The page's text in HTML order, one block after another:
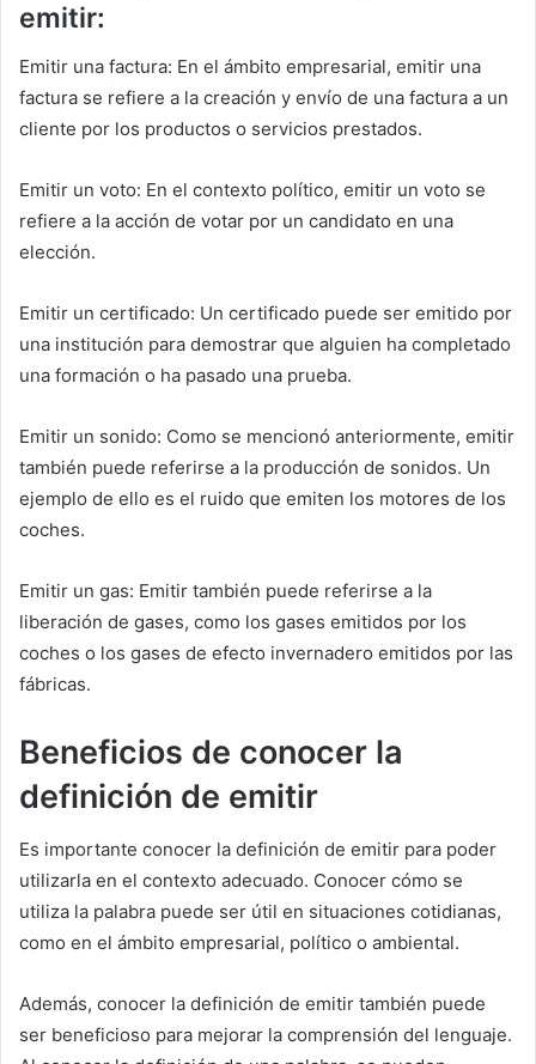
emitir:
Emitir una factura: En el ámbito empresarial, emitir una
factura se refiere a la creación y envío de una factura a un
cliente por los productos o servicios prestados.
Emitir un voto: En el contexto político, emitir un voto se
refiere a la acción de votar por un candidato en una
elección.
Emitir un certificado: Un certificado puede ser emitido por
una institución para demostrar que alguien ha completado
una formación o ha pasado una prueba.
Emitir un sonido: Como se mencionó anteriormente, emitir
también puede referirse a la producción de sonidos. Un
ejemplo de ello es el ruido que emiten los motores de los
coches.
Emitir un gas: Emitir también puede referirse a la
liberación de gases, como los gases emitidos por los
coches o los gases de efecto invernadero emitidos por las
fábricas.
Beneficios de conocer la
definición de emitir
Es importante conocer la definición de emitir para poder
utilizarla en el contexto adecuado. Conocer cómo se
utiliza la palabra puede ser útil en situaciones cotidianas,
como en el ámbito empresarial, político o ambiental.
Además, conocer la definición de emitir también puede
ser beneficioso para mejorar la comprensión del lenguaje.